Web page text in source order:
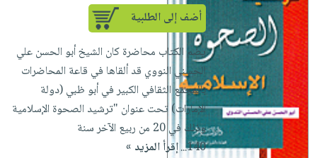
أضف إلى الطلبية
يضم الكتاب محاضرة كان الشيخ أبو الحسن علي
الحسني النووي قد ألقاها في قاعة المحاضرات
بالمجمع الثقافي الكبير في أبو ظبي (دولة
الإمارات) تحت عنوان "ترشيد الصحوة الإسلامية
وذلك في 20 من ربيع الآخر سنة
140... إقرأ المزيد »